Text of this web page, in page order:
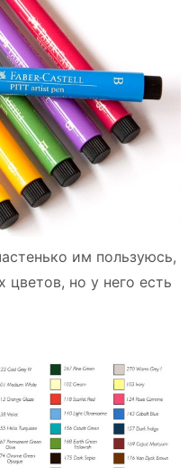
им пользуюсь,
но у него есть